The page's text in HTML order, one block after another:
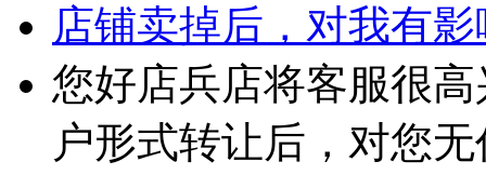
店铺卖掉后，对我有
您好店兵店将客服很
户形式转让后，对您